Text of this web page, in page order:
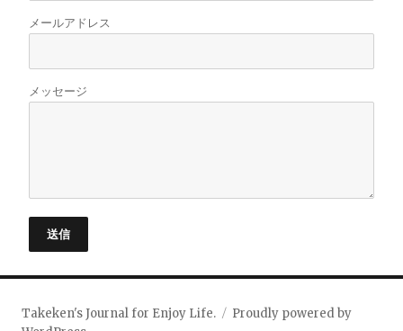
メールアドレス
メッセージ
送信
Takeken's Journal for Enjoy Life.
Proudly powered by